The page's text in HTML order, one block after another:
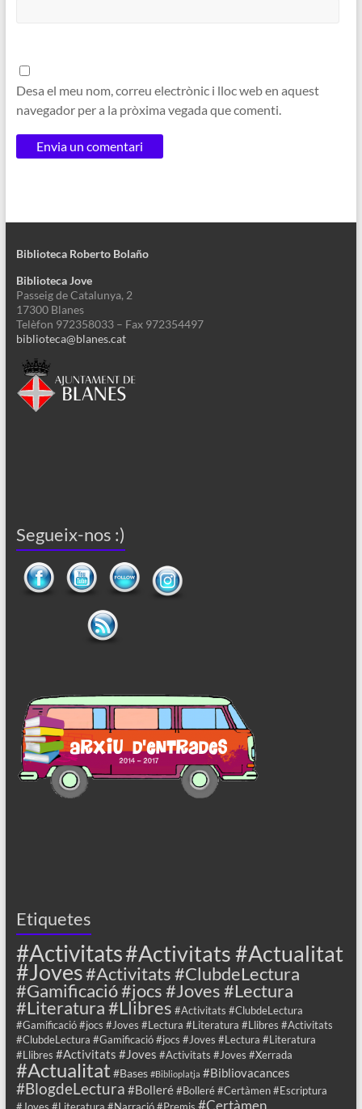
Desa el meu nom, correu electrònic i lloc web en aquest
navegador per a la pròxima vegada que comenti.
Biblioteca Roberto Bolaño
Biblioteca Jove
Passeig de Catalunya, 2
17300 Blanes
Telèfon 972358033 – Fax 972354497
biblioteca@blanes.cat
Segueix-nos :)
Etiquetes
#Activitats#Activitats #Actualitat
#Joves#Activitats #ClubdeLectura
#Gamificació #jocs #Joves #Lectura
#Literatura #Llibres #Activitats #ClubdeLectura
#Gamificació #jocs #Joves #Lectura #Literatura #Llibres #Activitats
#ClubdeLectura #Gamificació #jocs #Joves #Lectura #Literatura
#Llibres #Activitats #Joves #Activitats #Joves #Xerrada
#Actualitat #Bases #Biblioplatja #Bibliovacances
#BlogdeLectura #Bolleré #Bolleré #Certàmen #Escriptura
#Certàmen